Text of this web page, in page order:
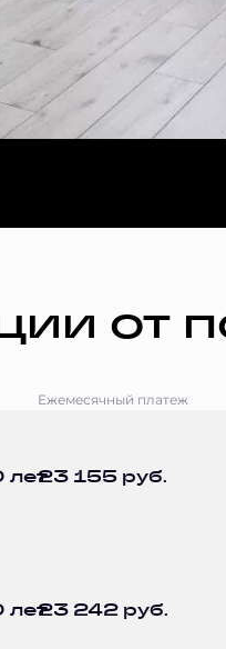
от
Ежемесячный платеж
лет23 155 руб.
лет23 242 руб.